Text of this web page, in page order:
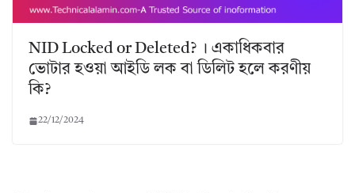
NID Locked or Deleted? । একাধিকবার
ভোটার হওয়া আইডি লক বা ডিলিট হলে করণীয়
কি?
22/12/2024